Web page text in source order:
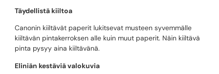
Täydellistä kiiltoa
Canonin kiiltävät paperit lukitsevat musteen syvemmälle
kiiltävän pintakerroksen alle kuin muut paperit. Näin kiiltävä
pinta pysyy aina kiiltävänä.
Eliniän kestäviä valokuvia